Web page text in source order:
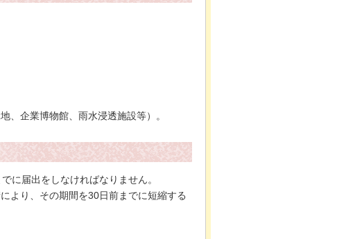
、企業博物館、雨水浸透施設等）。
に届出をしなければなりません。
より、その期間を30日前までに短縮する